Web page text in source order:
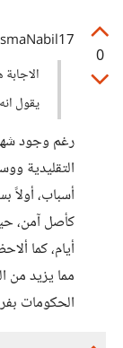
0
يقول انه
رغم وجود
التقليدية
أسباب، أولاً
كأصل آمن،
أيام، كما
مما يزيد من
الحكومات